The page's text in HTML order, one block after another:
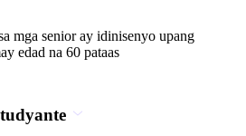
mga senior ay idinisenyo upang
edad na 60 pataas